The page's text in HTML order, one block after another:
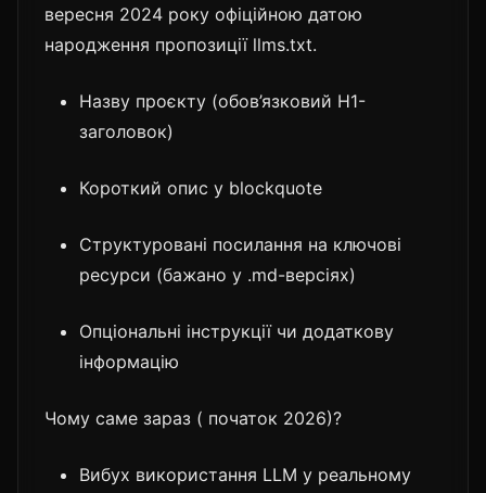
вересня 2024 року офіційною датою
народження пропозиції llms.txt.
Назву проєкту (обов’язковий H1-
заголовок)
Короткий опис у blockquote
Структуровані посилання на ключові
ресурси (бажано у .md-версіях)
Опціональні інструкції чи додаткову
інформацію
Чому саме зараз ( початок 2026)?
Вибух використання LLM у реальному